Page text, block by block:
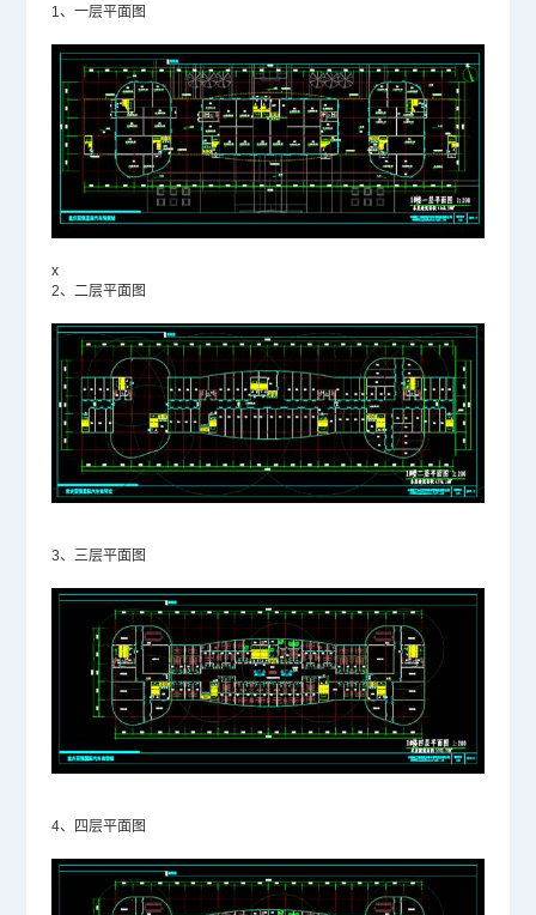
1、一层平面图
x
2、二层平面图
3、三层平面图
4、四层平面图